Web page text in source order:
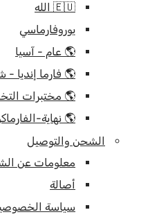
🇪🇺 الله
يوروفارماسي
🌎 عام - آسيا
🌎 فارما إنديا -
🌎 مختبرات
🌎 نهاية-
الشحن والتوصيل
معلومات عن
أصالة
سياسة